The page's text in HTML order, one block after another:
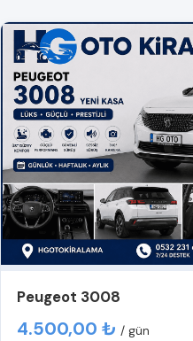
Peugeot 3008
4.500,00 ₺ / gün